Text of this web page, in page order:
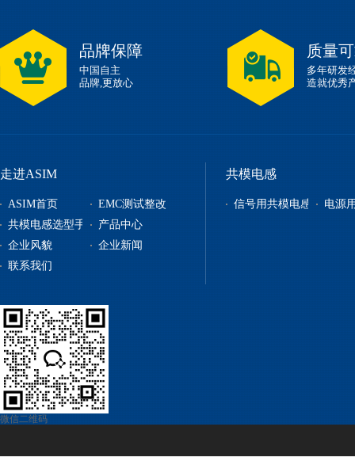
品牌保障
中国自主
品牌,更放心
质量
多年研发
造就优秀
走进ASIM
ASIM首页
EMC测试整改
共模电感选型手册 产品中心
信号用共模电感
企业风貌
企业新闻
联系我们
共模电感
信号用共模电感 电源
微信二维码